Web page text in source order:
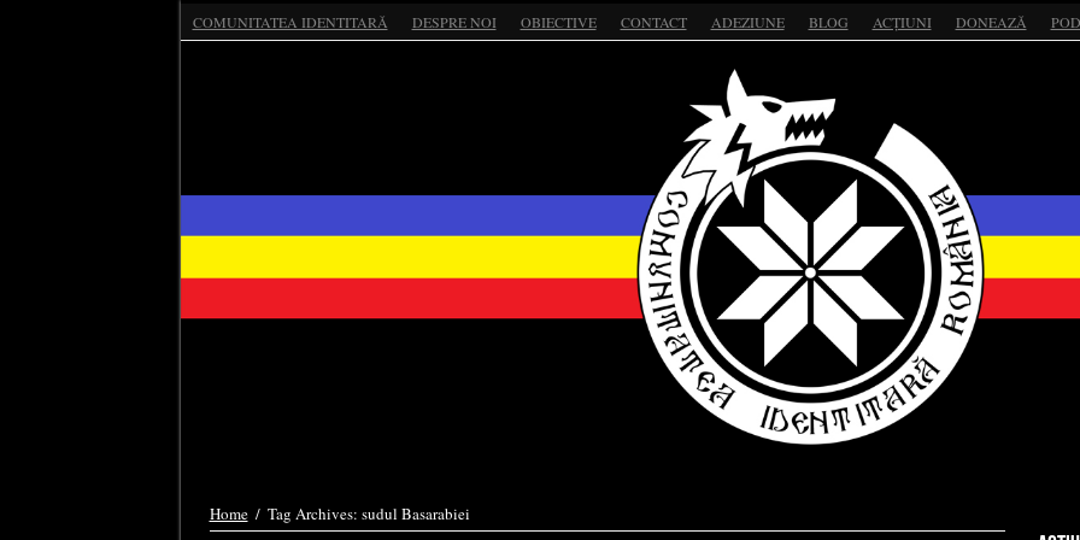
COMUNITATEA IDENTITARĂ DESPRE NOI OBIECTIVE CONTACT ADEZIUNE BLOG ACȚIUNI DONEAZĂ
Home / Tag Archives: sudul Basarabiei